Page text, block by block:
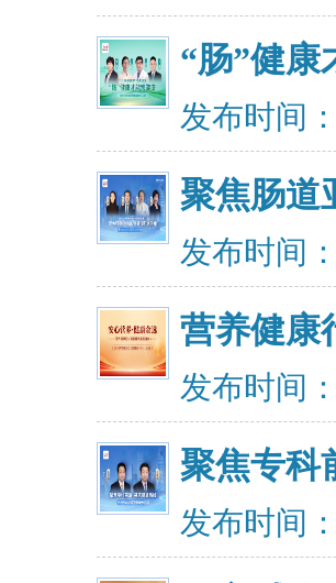
“肠”健康
发布时间
聚焦肠道
发布时间
营养健康
发布时间
聚焦专科
发布时间